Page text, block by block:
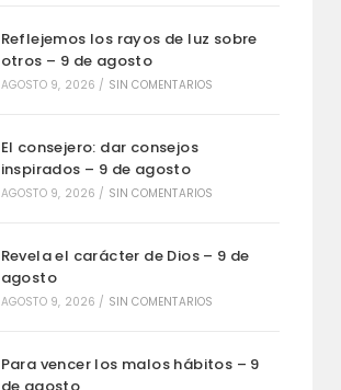
Reflejemos los rayos de luz sobre
otros – 9 de agosto
AGOSTO 9, 2026 / SIN COMENTARIOS
El consejero: dar consejos
inspirados – 9 de agosto
AGOSTO 9, 2026 / SIN COMENTARIOS
Revela el carácter de Dios – 9 de
agosto
AGOSTO 9, 2026 / SIN COMENTARIOS
Para vencer los malos hábitos – 9